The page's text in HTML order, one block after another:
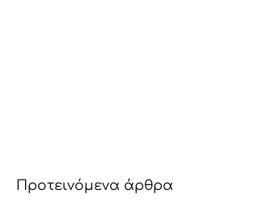
Προτεινόμενα άρθρα